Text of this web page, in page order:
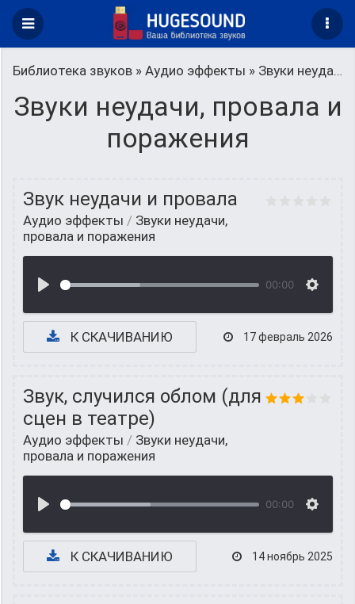
Библиотека звуков » Аудио эффекты » Звуки неудачи, провала и поражения
Звуки неудачи, провала и
поражения
Звук неудачи и провала
Аудио эффекты / Звуки неудачи,
провала и поражения
00:00
К СКАЧИВАНИЮ 17 февраль 2026
Звук, случился облом (для
сцен в театре)
Аудио эффекты / Звуки неудачи,
провала и поражения
00:00
К СКАЧИВАНИЮ 14 ноябрь 2025